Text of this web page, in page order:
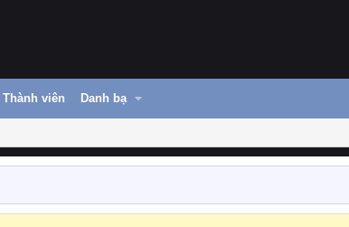
Thành viên Danh bạ